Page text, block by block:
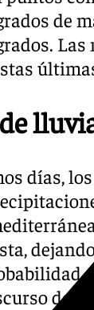
grados de
grados.
días,
de